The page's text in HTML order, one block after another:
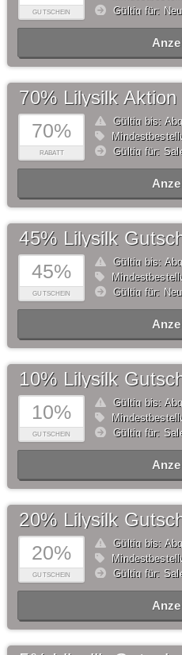
GUTSCHEIN
Gültig für:
70%
RABATT
70% Lilysilk Aktion
Gültig bis:
Gültig für:
45%
GUTSCHEIN
45% Lilysilk
Gültig bis:
Gültig für:
10%
GUTSCHEIN
10% Lilysilk
Gültig bis:
Gültig für:
20%
GUTSCHEIN
20% Lilysilk
Gültig bis:
Gültig für: